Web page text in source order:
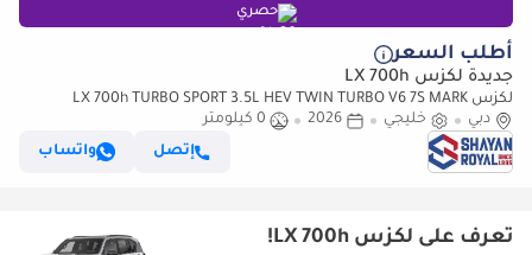
حصري
أطلب السعر
جديدة لكزس LX 700h
لكزس LX 700h TURBO SPORT 3.5L HEV TWIN TURBO V6 7S MARK
LEVINSON | AUTO PARKING, 2026MY
دبي خليجي 2026
0 كيلومتر
إتصل
واتساب
تعرف على لكزس LX 700h!